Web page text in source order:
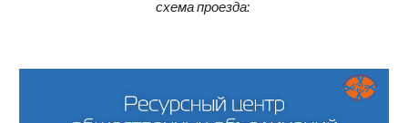
схема проезда: